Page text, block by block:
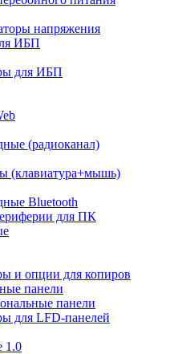
напряжения
ИБП
для ИБП
(радиоканал)
(клавиатура+мышь)
Bluetooth
для ПК
и опции для копиров
панели
панели
для LFD-панелей
1.0